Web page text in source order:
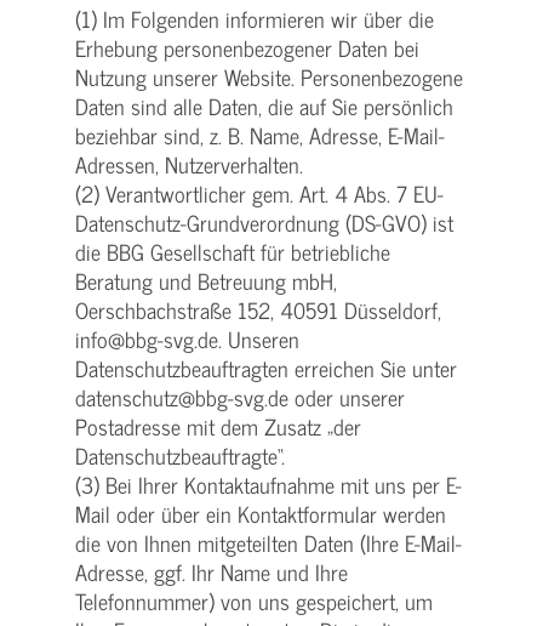
(1) Im Folgenden informieren wir über die
Erhebung personenbezogener Daten bei
Nutzung unserer Website. Personenbezogene
Daten sind alle Daten, die auf Sie persönlich
beziehbar sind, z. B. Name, Adresse, E-Mail-
Adressen, Nutzerverhalten.
(2) Verantwortlicher gem. Art. 4 Abs. 7 EU-
Datenschutz-Grundverordnung (DS-GVO) ist
die BBG Gesellschaft für betriebliche
Beratung und Betreuung mbH,
Oerschbachstraße 152, 40591 Düsseldorf,
info@bbg-svg.de. Unseren
Datenschutzbeauftragten erreichen Sie unter
datenschutz@bbg-svg.de oder unserer
Postadresse mit dem Zusatz „der
Datenschutzbeauftragte“.
(3) Bei Ihrer Kontaktaufnahme mit uns per E-
Mail oder über ein Kontaktformular werden
die von Ihnen mitgeteilten Daten (Ihre E-Mail-
Adresse, ggf. Ihr Name und Ihre
Telefonnummer) von uns gespeichert, um